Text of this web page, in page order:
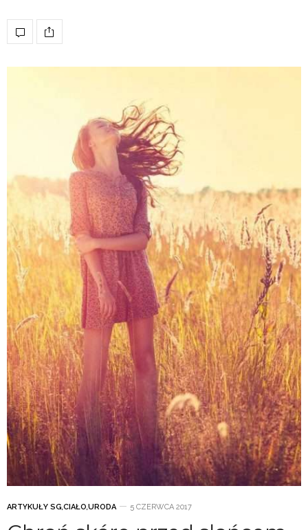
ARTYKUŁY SG CIAŁO URODA 5 CZERWCA 2017